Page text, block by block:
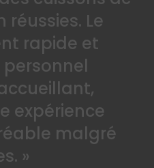
Le
rapide et
expérience
malgré
»